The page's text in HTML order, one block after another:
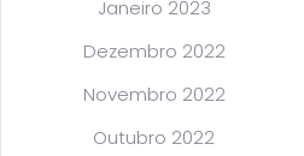
Janeiro 2023
Dezembro 2022
Novembro 2022
Outubro 2022